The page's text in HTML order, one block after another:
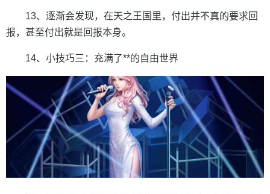
13、逐渐会发现，在天之王国里，付出并不真的要求回
报，甚至付出就是回报本身。
14、小技巧三：充满了**的自由世界